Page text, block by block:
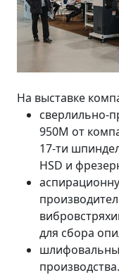
На выставке
сверлильно-
950M от
17-ти
HSD и
для сбора
производства.